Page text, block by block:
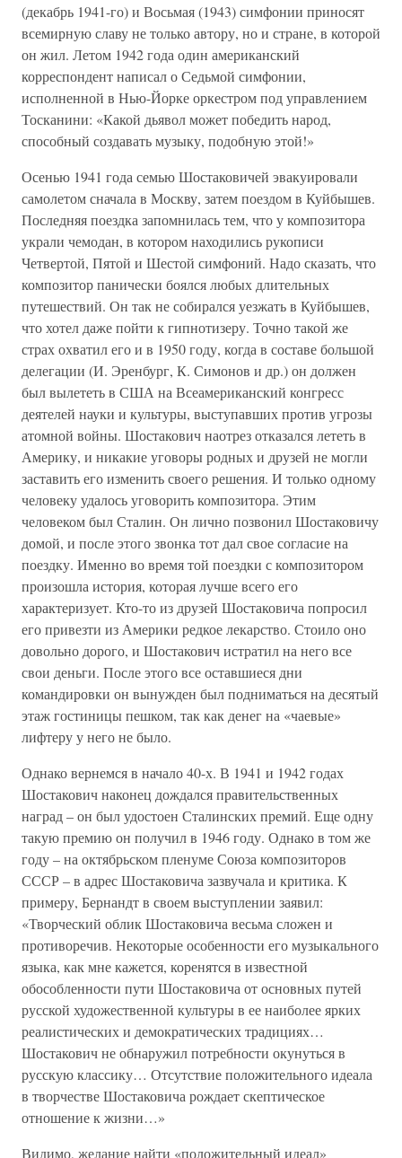
(декабрь 1941-го) и Восьмая (1943) симфонии приносят
всемирную славу не только автору, но и стране, в которой
он жил. Летом 1942 года один американский
корреспондент написал о Седьмой симфонии,
исполненной в Нью-Йорке оркестром под управлением
Тосканини: «Какой дьявол может победить народ,
способный создавать музыку, подобную этой!»
Осенью 1941 года семью Шостаковичей эвакуировали
самолетом сначала в Москву, затем поездом в Куйбышев.
Последняя поездка запомнилась тем, что у композитора
украли чемодан, в котором находились рукописи
Четвертой, Пятой и Шестой симфоний. Надо сказать, что
композитор панически боялся любых длительных
путешествий. Он так не собирался уезжать в Куйбышев,
что хотел даже пойти к гипнотизеру. Точно такой же
страх охватил его и в 1950 году, когда в составе большой
делегации (И. Эренбург, К. Симонов и др.) он должен
был вылететь в США на Всеамериканский конгресс
деятелей науки и культуры, выступавших против угрозы
атомной войны. Шостакович наотрез отказался лететь в
Америку, и никакие уговоры родных и друзей не могли
заставить его изменить своего решения. И только одному
человеку удалось уговорить композитора. Этим
человеком был Сталин. Он лично позвонил Шостаковичу
домой, и после этого звонка тот дал свое согласие на
поездку. Именно во время той поездки с композитором
произошла история, которая лучше всего его
характеризует. Кто-то из друзей Шостаковича попросил
его привезти из Америки редкое лекарство. Стоило оно
довольно дорого, и Шостакович истратил на него все
свои деньги. После этого все оставшиеся дни
командировки он вынужден был подниматься на десятый
этаж гостиницы пешком, так как денег на «чаевые»
лифтеру у него не было.
Однако вернемся в начало 40-х. В 1941 и 1942 годах
Шостакович наконец дождался правительственных
наград – он был удостоен Сталинских премий. Еще одну
такую премию он получил в 1946 году. Однако в том же
году – на октябрьском пленуме Союза композиторов
СССР – в адрес Шостаковича зазвучала и критика. К
примеру, Бернандт в своем выступлении заявил:
«Творческий облик Шостаковича весьма сложен и
противоречив. Некоторые особенности его музыкального
языка, как мне кажется, коренятся в известной
обособленности пути Шостаковича от основных путей
русской художественной культуры в ее наиболее ярких
реалистических и демократических традициях…
Шостакович не обнаружил потребности окунуться в
русскую классику… Отсутствие положительного идеала
в творчестве Шостаковича рождает скептическое
отношение к жизни…»
Видимо, желание найти «положительный идеал»